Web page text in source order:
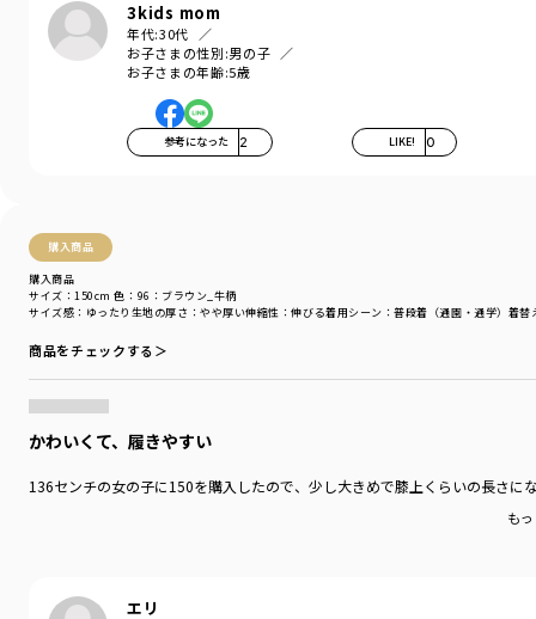
3kids mom
年代:30代
お子さまの性別:男の子
お子さまの年齢:5歳
参考になった 2 LIKE! 0
購入商品
購入商品
サイズ感 ：ゆったり 生地の厚さ ：やや厚い伸縮性 ：伸びる着用シーン ：普段着（通園・通学） 着替
サイズ：150cm 色：96：ブラウン_牛柄
商品をチェックする＞
かわいくて、履きやすい
136センチの女の子に150を購入したので、少し大きめで膝上くらいの長さ
も
エリ